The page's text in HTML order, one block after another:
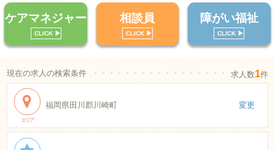
ケアマネジャー
CLICK ▶︎
相談員
CLICK ▶︎
障がい福祉
CLICK ▶︎
現在の求人の検索条件 ・・・・・・・・・・・・・・・・・・・・・・
求人数1件
エリア
福岡県田川郡川崎町 変更